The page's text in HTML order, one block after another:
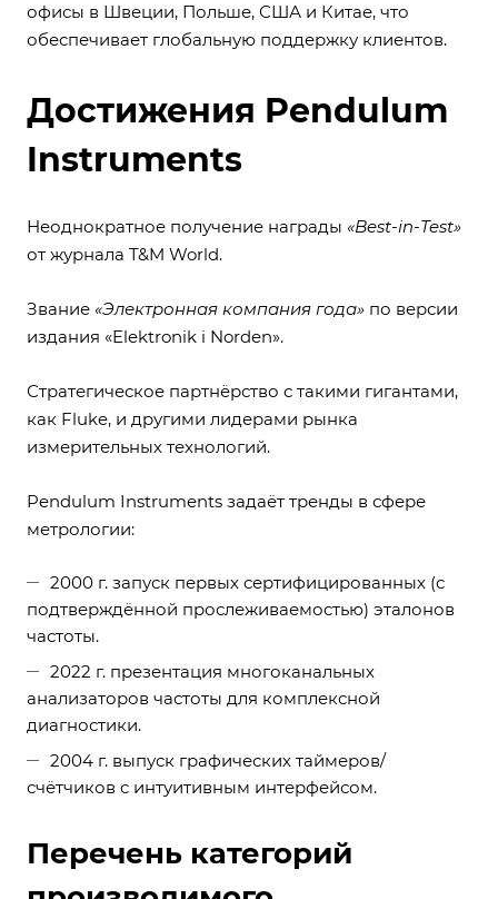
офисы в Швеции, Польше, США и Китае, что
обеспечивает глобальную поддержку клиентов.
Достижения Pendulum
Instruments
Неоднократное получение награды «Best-in-Test»
от журнала T&M World.
Звание «Электронная компания года» по версии
издания «Elektronik i Norden».
Стратегическое партнёрство с такими гигантами,
как Fluke, и другими лидерами рынка
измерительных технологий.
Pendulum Instruments задаёт тренды в сфере
метрологии:
2000 г. запуск первых сертифицированных (с
подтверждённой прослеживаемостью) эталонов
частоты.
2022 г. презентация многоканальных
анализаторов частоты для комплексной
диагностики.
2004 г. выпуск графических таймеров/
счётчиков с интуитивным интерфейсом.
Перечень категорий